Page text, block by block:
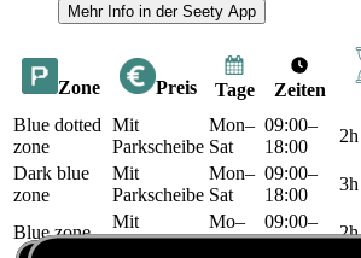
Mehr Info in der Seety App
Zone Preis Tage Zeiten
Blue dotted
zone
Mit
Parkscheibe
Mon–
Sat
09:00–
18:00
2h
Dark blue
zone
Mit
Parkscheibe
Mon–
Sat
09:00–
18:00
3h
Blue zone
Mit
Parkscheibe
Mo–
Fr
09:00–
18:00
2h